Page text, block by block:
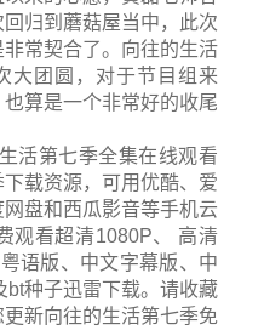
归到蘑菇屋当中，此次
常契合了。向往的生活
大团圆，对于节目组来
算是一个非常好的收尾
活第七季全集在线观看
载资源，可用优酷、爱
盘和西瓜影音等手机云
观看超清1080P、 高清
语版、中文字幕版、中
种子迅雷下载。请收藏
更新向往的生活第七季免